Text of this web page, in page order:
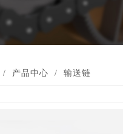
/ 产品中心 /输送链